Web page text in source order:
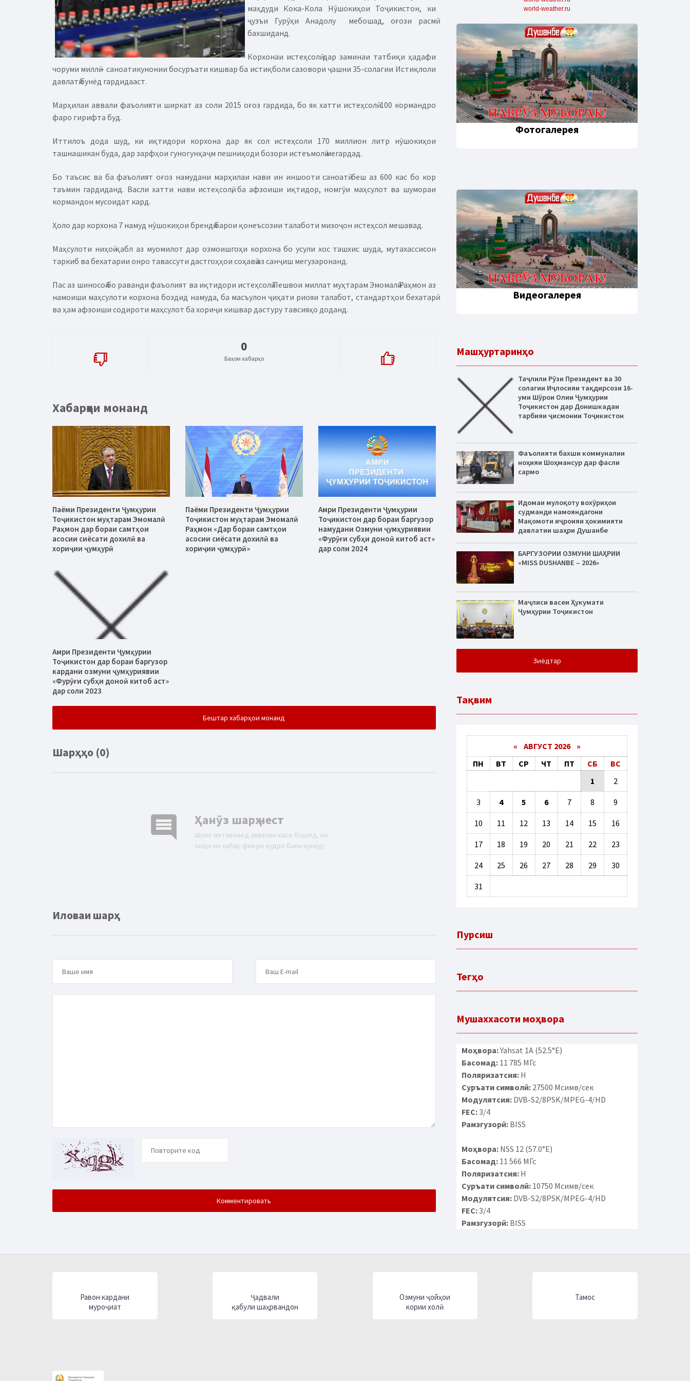
маҳдуди Кока-Кола Нӯшокиҳои Тоҷикистон, ки
ҷузъи Гурӯҳи Анадолу мебошад, оғози расмӣ
бахшиданд.
Корхонаи истеҳсолӣ дар заминаи татбиқи ҳадафи
чоруми миллӣ – саноатикунонии босуръати кишвар ба истиқболи сазовори ҷашни 35-солагии Истиқлоли
давлатӣ бунёд гардидааст.
Марҳилаи аввали фаъолияти ширкат аз соли 2015 оғоз гардида, бо як хатти истеҳсолӣ 100 кормандро
фаро гирифта буд.
Иттилоъ дода шуд, ки иқтидори корхона дар як сол истеҳсоли 170 миллион литр нӯшокиҳои
ташнашикан буда, дар зарфҳои гуногунҳаҷм пешниҳоди бозори истеъмолӣ мегардад.
Бо таъсис ва ба фаъолият оғоз намудани марҳилаи нави ин иншооти саноатӣ беш аз 600 кас бо кор
таъмин гардиданд. Васли хатти нави истеҳсолӣ, ба афзоиши иқтидор, номгӯи маҳсулот ва шумораи
кормандон мусоидат кард.
Ҳоло дар корхона 7 намуд нӯшокиҳои брендӣ барои қонеъсозии талаботи мизоҷон истеҳсол мешавад.
Маҳсулоти ниҳоӣ қабл аз муомилот дар озмоишгоҳи корхона бо усули хос ташхис шуда, мутахассисон
таркиб ва бехатарии онро тавассути дастгоҳҳои соҳавӣ аз санҷиш мегузаронанд.
Пас аз шиносоӣ бо раванди фаъолият ва иқтидори истеҳсолӣ Пешвои миллат муҳтарам Эмомалӣ Раҳмон аз
намоиши маҳсулоти корхона боздид намуда, ба масъулон ҷиҳати риояи талабот, стандартҳои бехатарӣ
ва ҳам афзоиши содироти маҳсулот ба хориҷи кишвар дастуру тавсияҳо доданд.
0
Баҳои хабарҳо
Хабарҳои монанд
Паёми Президенти Ҷумҳурии
Тоҷикистон муҳтарам Эмомалӣ
Раҳмон дар бораи самтҳои
асосии сиёсати дохилӣ ва
хориҷии ҷумҳурӣ
Паёми Президенти Ҷумҳурии
Тоҷикистон муҳтарам Эмомалӣ
Раҳмон «Дар бораи самтҳои
асосии сиёсати дохилӣ ва
хориҷии ҷумҳурӣ»
Амри Президенти Ҷумҳурии
Тоҷикистон дар бораи баргузор
намудани Озмуни ҷумҳуриявии
«Фурӯғи субҳи доноӣ китоб аст»
дар соли 2024
Амри Президенти Ҷумҳурии
Тоҷикистон дар бораи баргузор
кардани озмуни ҷумҳуриявии
«Фурӯғи субҳи доноӣ китоб аст»
дар соли 2023
Бештар хабарҳои монанд
Шарҳҳо (0)
comment Ҳанӯз шарҳ нест
Шумо метавонед аввалин касе бошед, ки
оиди ин хабар фикри худро баён кунед!
Иловаи шарҳ
world-weather.ru
Фотогалерея
Видеогалерея
Машҳуртаринҳо
Таҷлили Рӯзи Президент ва 30
солагии Иҷлосияи тақдирсози 16-
уми Шӯрои Олии Ҷумҳурии
Тоҷикистон дар Донишкадаи
тарбияи ҷисмонии Тоҷикистон
Фаъолияти бахши коммуналии
ноҳияи Шоҳмансур дар фасли
сармо
Идомаи мулоқоту вохӯриҳои
судманди намояндагони
Мақомоти иҷроияи ҳокимияти
давлатии шаҳри Душанбе
БАРГУЗОРИИ ОЗМУНИ ШАҲРИИ
«MISS DUSHANBE – 2026»
Маҷлиси васеи Ҳукумати
Ҷумҳурии Тоҷикистон
Зиёдтар
Тақвим
« АВГУСТ 2026 »
ПН
ВТ СР ЧТ ПТ СБ
ВС
1
2
3 4 5 6 7 8 9
10 11 12 13 14 15 16
17 18 19 20 21 22 23
24 25 26 27 28 29 30
31
Пурсиш
Тегҳо
Мушаххасоти моҳвора
Моҳвора:Yahsat 1A (52.5°E)
Басомад:11 785 МГс
Поляризатсия:H
Суръати символӣ:27500 Мсимв/сек
Модулятсия:DVB-S2/8PSK/MPEG-4/HD
FEC:3/4
Рамзгузорӣ:BISS
Моҳвора:NSS 12 (57.0°E)
Басомад:11 566 МГс
Поляризатсия:H
Суръати символӣ:10750 Мсимв/сек
Модулятсия:DVB-S2/8PSK/MPEG-4/HD
FEC:3/4
Рамзгузорӣ:BISS
Равон кардани
муроҷиат
Ҷадвали
қабули шаҳрвандон
Озмуни ҷойҳои
кории холӣ
Тамос